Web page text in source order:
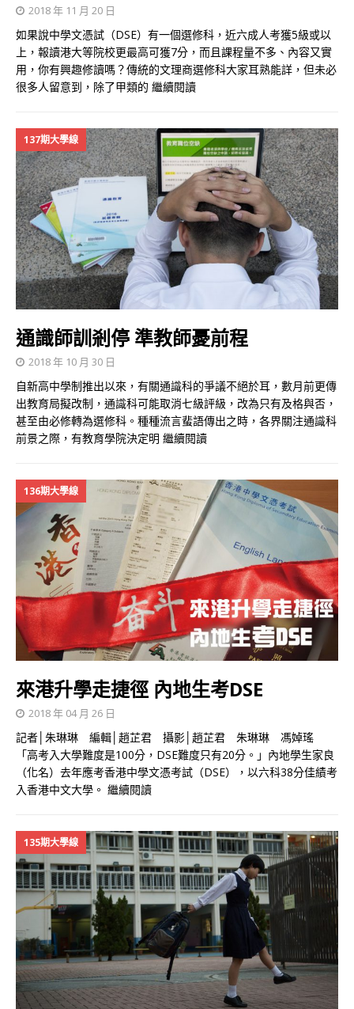
2018 年 11 月 20 日
如果說中學文憑試（DSE）有一個選修科，近六成人考獲5級或以
上，報讀港大等院校更最高可獲7分，而且課程量不多、內容又實
用，你有興趣修讀嗎？傳統的文理商選修科大家耳熟能詳，但未必
很多人留意到，除了甲類的 繼續閱讀
137期大學線
通識師訓剎停 準教師憂前程
2018 年 10 月 30 日
自新高中學制推出以來，有關通識科的爭議不絕於耳，數月前更傳
出教育局擬改制，通識科可能取消七級評級，改為只有及格與否，
甚至由必修轉為選修科。種種流言蜚語傳出之時，各界關注通識科
前景之際，有教育學院決定明 繼續閱讀
136期大學線
來港升學走捷徑 內地生考DSE
2018 年 04 月 26 日
記者│朱琳琳 編輯│趙芷君 攝影│趙芷君 朱琳琳 馮婥瑤
「高考入大學難度是100分，DSE難度只有20分。」內地學生家良
（化名）去年應考香港中學文憑考試（DSE），以六科38分佳績考
入香港中文大學。 繼續閱讀
135期大學線